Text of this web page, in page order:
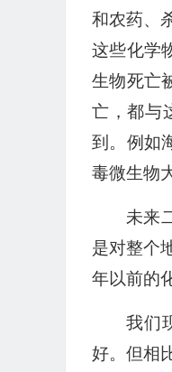
和农药、
这些化学
生物死亡
亡，都与
到。例如
毒微生物
未来
是对整个
年以前的
我们
好。但相